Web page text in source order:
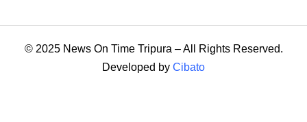
© 2025 News On Time Tripura – All Rights Reserved.
Developed by Cibato